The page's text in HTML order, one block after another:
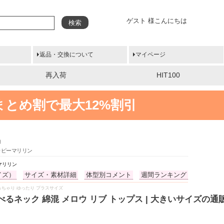
ゲスト 様こんにちは
検索
返品・交換について マイページ
再入荷 HIT100
め割で最大12%割引
ーマリリン
リリン
） サイズ・素材詳細 体型別コメント 週間ランキング
ゃり ゆったり プラスサイズ
るネック 綿混 メロウ リブ トップス | 大きいサイズの通